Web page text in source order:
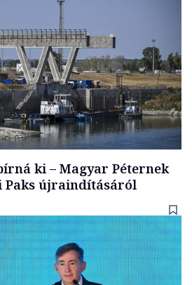
ki – Magyar Péternek
Paks újraindításáról